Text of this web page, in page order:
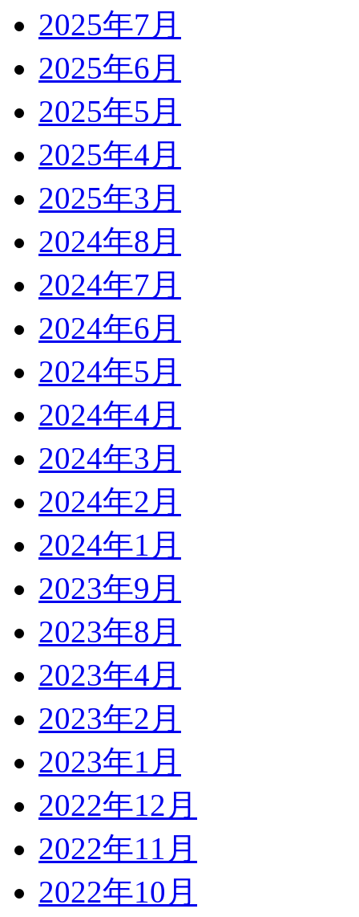
2025年7月
2025年6月
2025年5月
2025年4月
2025年3月
2024年8月
2024年7月
2024年6月
2024年5月
2024年4月
2024年3月
2024年2月
2024年1月
2023年9月
2023年8月
2023年4月
2023年2月
2023年1月
2022年12月
2022年11月
2022年10月